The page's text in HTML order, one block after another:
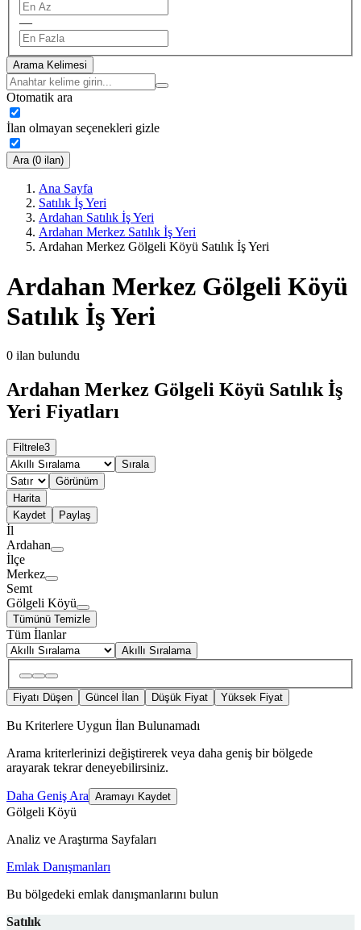
—
Arama Kelimesi
Otomatik ara
İlan olmayan seçenekleri gizle
Ara (0 ilan)
Ana Sayfa
Satılık İş Yeri
Ardahan Satılık İş Yeri
Ardahan Merkez Satılık İş Yeri
Ardahan Merkez Gölgeli Köyü Satılık İş Yeri
Ardahan Merkez Gölgeli Köyü
Satılık İş Yeri
0 ilan bulundu
Ardahan Merkez Gölgeli Köyü Satılık İş
Yeri Fiyatları
Filtrele3
Sırala
Görünüm
Harita
Kaydet
Paylaş
İl
Ardahan
İlçe
Merkez
Semt
Gölgeli Köyü
Tümünü Temizle
Tüm İlanlar
Akıllı Sıralama
Fiyatı Düşen Güncel İlan Düşük Fiyat Yüksek Fiyat
Bu Kriterlere Uygun İlan Bulunamadı
Arama kriterlerinizi değiştirerek veya daha geniş bir bölgede
arayarak tekrar deneyebilirsiniz.
Daha Geniş Ara Aramayı Kaydet
Gölgeli Köyü
Analiz ve Araştırma Sayfaları
Emlak Danışmanları
Bu bölgedeki emlak danışmanlarını bulun
Satılık